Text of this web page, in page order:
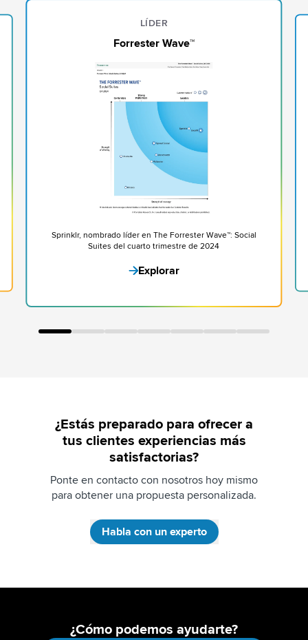
LÍDER
Forrester Wave™
Sprinklr, nombrado líder en The Forrester Wave™: Social
Suites del cuarto trimestre de 2024
Explorar
¿Estás preparado para ofrecer a
tus clientes experiencias más
satisfactorias?
Ponte en contacto con nosotros hoy mismo
para obtener una propuesta personalizada.
Habla con un experto
¿Cómo podemos ayudarte?